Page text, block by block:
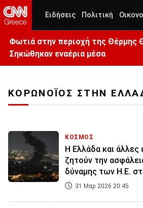
Ειδήσεις Πολιτική
Φωτιά στην περιοχή της Θέρμης
Σηκώθηκαν εναέρια μέσα
ΚΟΡΩΝΟΪΟΣ ΣΤΗΝ
ΚΟΣΜΟΣ
Η Ελλάδα και άλλες
ζητούν την
δύναμης των Η.Ε.
31 Μαρ 2026 20:45